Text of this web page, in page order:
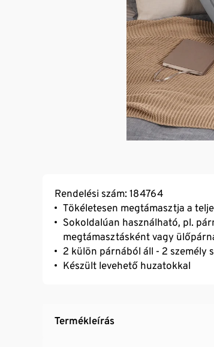
Rendelési szám: 184764
Tökéletesen megtámasztja a
Sokoldalúan használható, pl.
megtámasztásként vagy
2 külön párnából áll - 2 személy
Készült levehető huzatokkal
Termékleírás